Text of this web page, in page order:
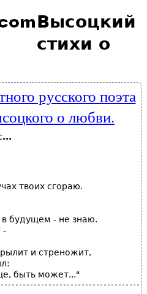
Высоцкий
стихи о
русского поэта
о любви.
твоих сгораю.
будущем - не знаю.
-
и стреножит,
быть может..."